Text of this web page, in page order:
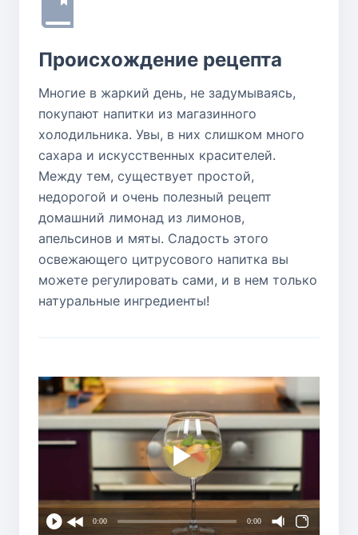
Происхождение рецепта
Многие в жаркий день, не задумываясь,
покупают напитки из магазинного
холодильника. Увы, в них слишком много
сахара и искусственных красителей.
Между тем, существует простой,
недорогой и очень полезный рецепт
домашний лимонад из лимонов,
апельсинов и мяты. Сладость этого
освежающего цитрусового напитка вы
можете регулировать сами, и в нем только
натуральные ингредиенты!
0:00 0:00